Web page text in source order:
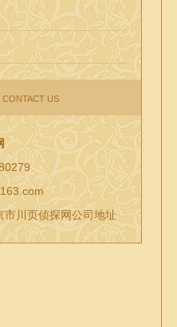
CONTACT US
市川页侦探网公司地址